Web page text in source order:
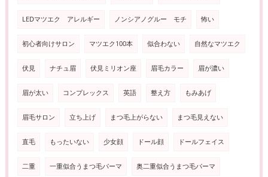
LEDマツエク アレルギー ノンシアノグルー モチ 怖い
初心者向けサロン マツエク100本 似合わない 自然なマツエク
伏見 ナチュ眉 伏見ミリオン座 眉毛カラー 眉が濃い
眉が太い コンプレックス 英語 整え方 もみあげ
眉毛サロン 立ち上げ まつ毛上がらない まつ毛見えない
直毛 もったいない 少女顔 ドール顔 ドールフェイス
二重 一重似合うまつ毛パーマ 奥二重似合うまつ毛パーマ